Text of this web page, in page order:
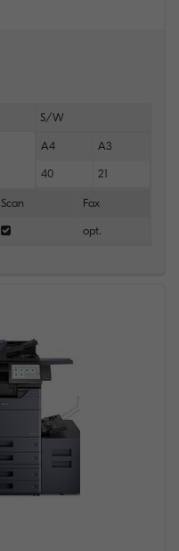
S/W
A4 A3
40 21
Scan Fax
opt.